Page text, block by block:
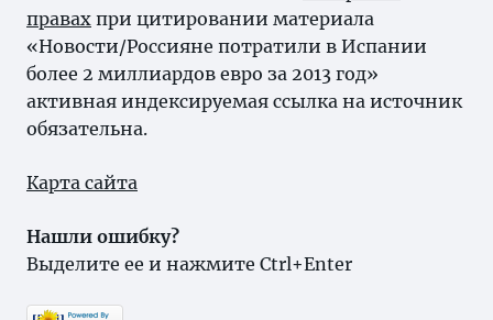
правах при цитировании материала
«Новости/Россияне потратили в Испании
более 2 миллиардов евро за 2013 год»
активная индексируемая ссылка на источник
обязательна.
Карта сайта
Нашли ошибку?
Выделите ее и нажмите Ctrl+Enter